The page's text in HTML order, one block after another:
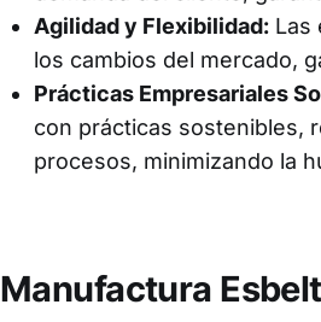
Agilidad y Flexibilidad: Las
los cambios del mercado,
Prácticas Empresariales
con prácticas sostenibles,
procesos, minimizando la
Manufactura